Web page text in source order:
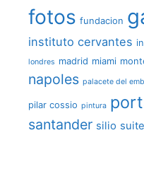
fotos fundacion
instituto cervantes
londres madrid miami
napoles palacete del
pilar cossio pintura
santander silio